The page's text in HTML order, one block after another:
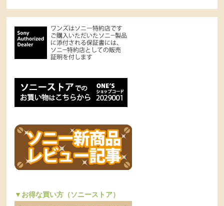
▼お得な買い方（ソニーストア）